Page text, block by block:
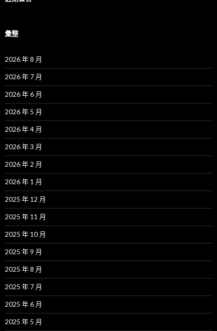
彙整
2026 年 8 月
2026 年 7 月
2026 年 6 月
2026 年 5 月
2026 年 4 月
2026 年 3 月
2026 年 2 月
2026 年 1 月
2025 年 12 月
2025 年 11 月
2025 年 10 月
2025 年 9 月
2025 年 8 月
2025 年 7 月
2025 年 6 月
2025 年 5 月